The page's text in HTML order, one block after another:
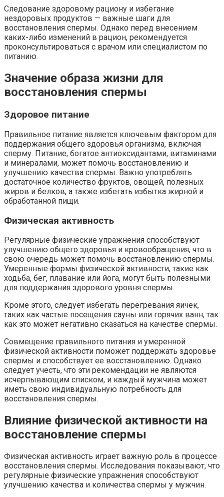
Следование здоровому рациону и избегание
нездоровых продуктов — важные шаги для
восстановления спермы. Однако перед внесением
каких-либо изменений в рацион, рекомендуется
проконсультироваться с врачом или специалистом по
питанию.
Значение образа жизни для
восстановления спермы
Здоровое питание
Правильное питание является ключевым фактором для
поддержания общего здоровья организма, включая
сперму. Питание, богатое антиоксидантами, витаминами
и минералами, может помочь восстановлению и
улучшению качества спермы. Важно употреблять
достаточное количество фруктов, овощей, полезных
жиров и белков, а также избегать избытка жирной и
обработанной пищи.
Физическая активность
Регулярные физические упражнения способствуют
улучшению общего здоровья и кровообращения, что в
свою очередь может помочь восстановлению спермы.
Умеренные формы физической активности, такие как
ходьба, бег, плавание или йога, могут быть полезными
для поддержания здорового уровня спермы.
Кроме этого, следует избегать перегревания яичек,
таких как частые посещения сауны или горячих ванн, так
как это может негативно сказаться на качестве спермы.
Совмещение правильного питания и умеренной
физической активности поможет поддержать здоровье
спермы и способствует ее восстановлению. Однако
следует учесть, что эти рекомендации не являются
исчерпывающим списком, и каждый мужчина может
иметь свою индивидуальную потребность для
восстановления спермы.
Влияние физической активности на
восстановление спермы
Физическая активность играет важную роль в процессе
восстановления спермы. Исследования показывают, что
регулярные физические упражнения способствуют
улучшению качества и количества спермы у мужчин.